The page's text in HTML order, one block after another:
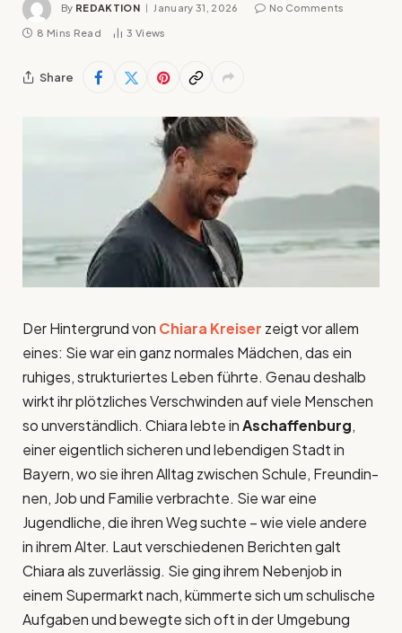
By REDAKTION January 31, 2026 No Comments
8 Mins Read 3 Views
Share
Der Hintergrund von Chiara Kreiser zeigt vor allem
eines: Sie war ein ganz normales Mädchen, das ein
ruhiges, strukturiertes Leben führte. Genau deshalb
wirkt ihr plötzliches Verschwinden auf viele Menschen
so unverständlich. Chiara lebte inAschaffenburg,
einer eigentlich sicheren und lebendigen Stadt in
Bayern, wo sie ihren Alltag zwischen Schule, Freundin­
nen, Job und Familie verbrachte. Sie war eine
Jugendliche, die ihren Weg suchte – wie viele andere
in ihrem Alter. Laut verschiedenen Berichten galt
Chiara als zuverlässig. Sie ging ihrem Nebenjob in
einem Supermarkt nach, kümmerte sich um schulische
Aufgaben und bewegte sich oft in der Umgebung